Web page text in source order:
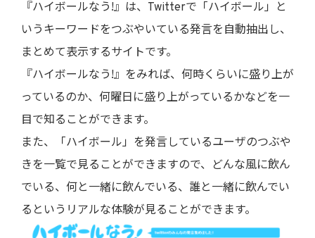
『ハイボールなう!』は、Twitterで「ハイボール」と
いうキーワードをつぶやいている発言を自動抽出し、
まとめて表示するサイトです。
『ハイボールなう!』をみれば、何時くらいに盛り上が
っているのか、何曜日に盛り上がっているかなどを一
目で知ることができます。
また、「ハイボール」を発言しているユーザのつぶや
きを一覧で見ることができますので、どんな風に飲ん
でいる、何と一緒に飲んでいる、誰と一緒に飲んでい
るというリアルな体験が見ることができます。